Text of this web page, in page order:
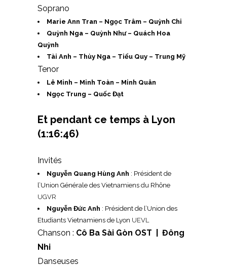
Soprano
Marie Ann Tran – Ngọc Trâm – Quỳnh Chi
Quỳnh Nga – Quỳnh Như – Quách Hoa
Quỳnh
Tài Anh – Thùy Nga – Tiểu Quy – Trung Mỹ
Tenor
Lê Minh – Minh Toàn – Minh Quân
Ngọc Trung – Quốc Đạt
Et pendant ce temps à Lyon
(1:16:46)
Invités
Nguyễn Quang Hùng Anh : Président de
l’Union Générale des Vietnamiens du Rhône
UGVR
Nguyễn Đức Anh : Président de l’Union des
Etudiants Vietnamiens de Lyon UEVL
Chanson : Cô Ba Sài Gòn OST | Đông
Nhi
Danseuses